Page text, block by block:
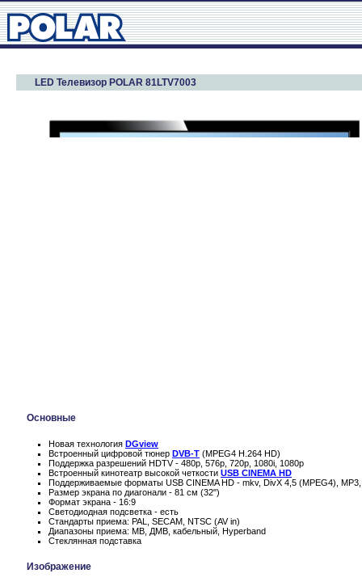
LED Телевизор POLAR 81LTV7003
Основные
Новая технология DGview
Встроенный цифровой тюнер DVB-T (MPEG4 H.264 HD)
Поддержка разрешений HDTV - 480p, 576p, 720p, 1080i, 1080p
Встроенный кинотеатр высокой четкости USB CINEMA HD
Поддерживаемые форматы USB CINEMA HD - mkv, DivX 4,5 (MPEG4),
Размер экрана по диагонали - 81 см (32")
Формат экрана - 16:9
Светодиодная подсветка - есть
Стандарты приема: PAL, SECAM, NTSC (AV in)
Диапазоны приема: МВ, ДМВ, кабельный, Hyperband
Стеклянная подставка
Изображение